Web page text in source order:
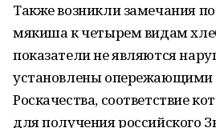
Также возникли замечания
мякиша к четырем видам
показатели не являются
установлены опережающими
Роскачества, соответствие
для получения российского